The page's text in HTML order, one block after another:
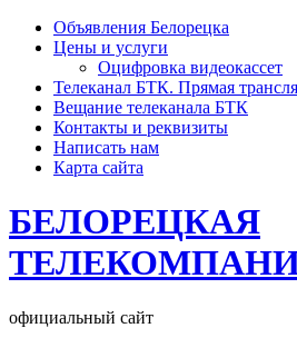
Объявления Белорецка
Цены и услуги
Оцифровка видеокассет
Телеканал БТК. Прямая
Вещание телеканала БТК
Контакты и реквизиты
Написать нам
Карта сайта
БЕЛОРЕЦКАЯ
официальный сайт